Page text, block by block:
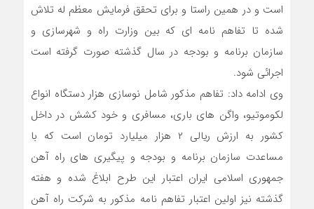
است و در همین راستا و برای تحقق فرمایش معظم له تلاش
شده تا تفاهم نامه ای که بین وزارت راه و شهرسازی و
سازمان برنامه و بودجه در سال گذشته صورت گرفته است
اجرائی شود.
وی ادامه داد: تفاهم مذکور شامل نوسازی هزار دستگاه انواع
لکوموتیو، واگن های باری، مسافری و خود کشش در داخل
کشور به ارزش ریالی ۲ هزار میلیارد تومان است که با
مساعدت سازمان برنامه و بودجه و پیگیری های راه آهن
جمهوری اسلامی ایران اعتبار این طرح ابلاغ شده و هفته
گذشته نیز اولین اعتبار تفاهم نامه مذکور به شرکت راه آهن